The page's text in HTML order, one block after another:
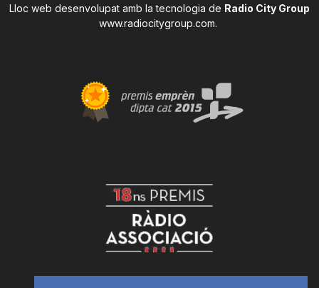
Lloc web desenvolupat amb la tecnologia de Radio City Group
www.radiocitygroup.com.